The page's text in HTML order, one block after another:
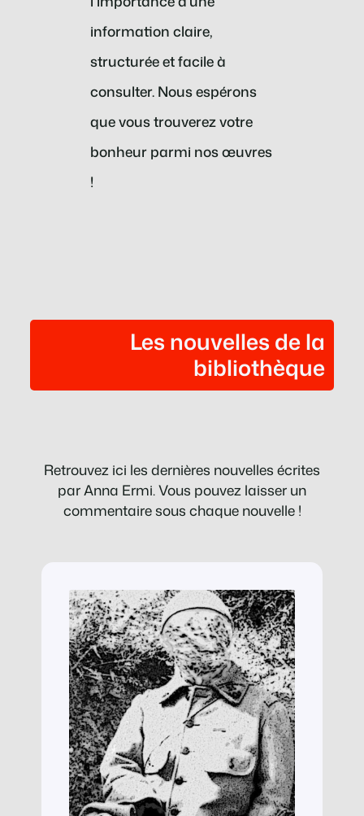
information claire,
structurée et facile à
consulter. Nous espérons
que vous trouverez votre
bonheur parmi nos œuvres
!
Les nouvelles de la
bibliothèque
Retrouvez ici les dernières nouvelles écrites
par Anna Ermi. Vous pouvez laisser un
commentaire sous chaque nouvelle !